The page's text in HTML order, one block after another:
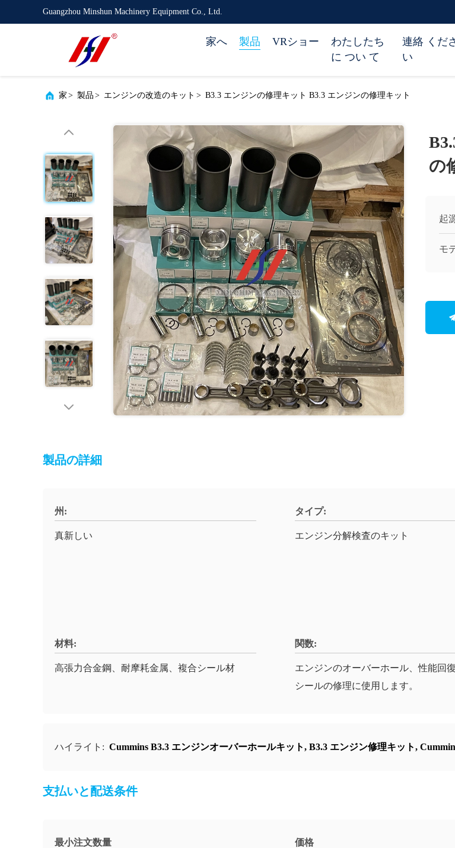
Guangzhou Minshun Machinery Equipment Co., Ltd.
家へ 製品 VRショー
わたしたち
に つい て
連絡 くだ
い
家 > 製品 > エンジンの改造のキット > B3.3 エンジンの修理キット B3.3 エンジンの修理キット
の
起
モ
製品の詳細
州:
真新しい
タイプ:
エンジン分解検査のキット
材料:
高張力合金鋼、耐摩耗金属、複合シール材
関数:
エンジンのオーバーホール、性能回
シールの修理に使用します。
ハイライト: Cummins B3.3 エンジンオーバーホールキット, B3.3 エンジン修理キット,
支払いと配送条件
最小注文数量 価格